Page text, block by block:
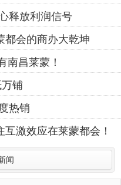
释放利润信号
都会的商办大乾坤
南昌莱蒙！
万铺
热销
激效应在莱蒙都会！
闻